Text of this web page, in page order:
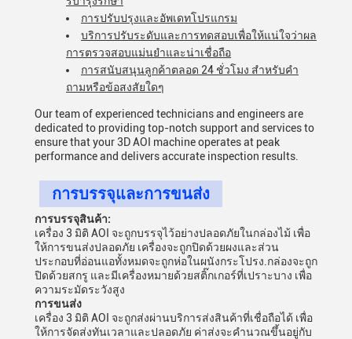
การปรับปรุงและอัพเดทโปรแกรม
บริการปรับระดับและการทดสอบเพื่อให้แน่ใจว่าผล
การตรวจสอบแม่นยําและน่าเชื่อถือ
การสนับสนุนลูกค้าตลอด 24 ชั่วโมง สําหรับคํา
ถามหรือข้อสงสัยใดๆ
Our team of experienced technicians and engineers are
dedicated to providing top-notch support and services to
ensure that your 3D AOI machine operates at peak
performance and delivers accurate inspection results.
การบรรจุและการขนส่ง
การบรรจุสินค้า:
เครื่อง 3 มิติ AOI จะถูกบรรจุไว้อย่างปลอดภัยในกล่องไม้ เพื่อ
ให้การขนส่งปลอดภัย เครื่องจะถูกปิดด้วยผงและส่วน
ประกอบที่อ่อนแอทั้งหมดจะถูกห่อในผนังกระโปรง.กล่องจะถูก
ปิดด้วยสกรู และมีเครื่องหมายด้วยสติ๊กเกอร์ที่เปราะบาง เพื่อ
ความระมัดระวังสูง
การขนส่ง
เครื่อง 3 มิติ AOI จะถูกส่งผ่านบริการส่งสินค้าที่เชื่อถือได้ เพื่อ
ให้การจัดส่งทันเวลาและปลอดภัย ค่าส่งจะคํานวณขึ้นอยู่กับ